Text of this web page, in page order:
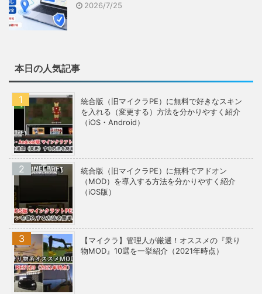
2026/7/25
本日の人気記事
統合版（旧マイクラPE）に無料で好きなスキン
を入れる（変更する）方法を分かりやすく紹介
（iOS・Android）
統合版（旧マイクラPE）に無料でアドオン
（MOD）を導入する方法を分かりやすく紹介
（iOS版）
【マイクラ】管理人が厳選！オススメの『乗り
物MOD』10選を一挙紹介（2021年時点）